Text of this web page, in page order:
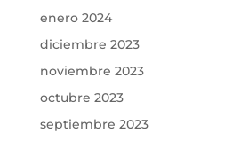
enero 2024
diciembre 2023
noviembre 2023
octubre 2023
septiembre 2023